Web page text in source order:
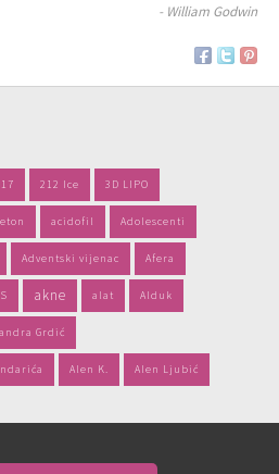
- William Godwin
212 Ice 3D LIPO
acidofil Adolescenti
Adventski vijenac Afera
akne alat Alduk
Grdić
Alen K. Alen Ljubić